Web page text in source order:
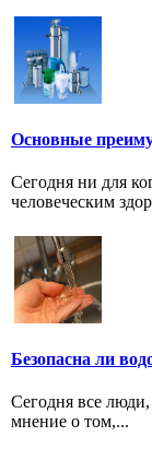
Основные
Сегодня ни для
человеческим
Безопасна ли
Сегодня все
мнение о том,...